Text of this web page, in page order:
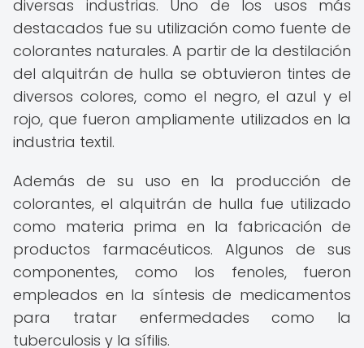
diversas industrias. Uno de los usos más
destacados fue su utilización como fuente de
colorantes naturales. A partir de la destilación
del alquitrán de hulla se obtuvieron tintes de
diversos colores, como el negro, el azul y el
rojo, que fueron ampliamente utilizados en la
industria textil.
Además de su uso en la producción de
colorantes, el alquitrán de hulla fue utilizado
como materia prima en la fabricación de
productos farmacéuticos. Algunos de sus
componentes, como los fenoles, fueron
empleados en la síntesis de medicamentos
para tratar enfermedades como la
tuberculosis y la sífilis.